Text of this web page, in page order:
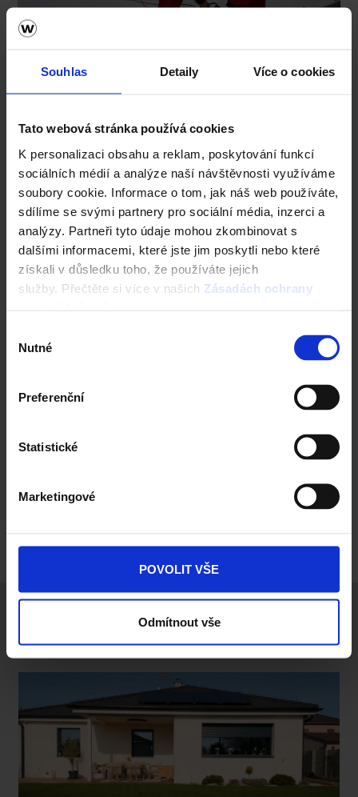
Souhlas Detaily Více o cookies
Tato webová stránka používá cookies
K personalizaci obsahu a reklam, poskytování funkcí
sociálních médií a analýze naší návštěvnosti využíváme
soubory cookie. Informace o tom, jak náš web používáte,
sdílíme se svými partnery pro sociální média, inzerci a
analýzy. Partneři tyto údaje mohou zkombinovat s
dalšími informacemi, které jste jim poskytli nebo které
získali v důsledku toho, že používáte jejich
služby. Přečtěte si více v našich Zásadách ochrany
souhlasu
Nutné
Preferenční
Statistické
Marketingové
POVOLIT VŠE
Odmítnout vše
Mohlo by vás také zajímat